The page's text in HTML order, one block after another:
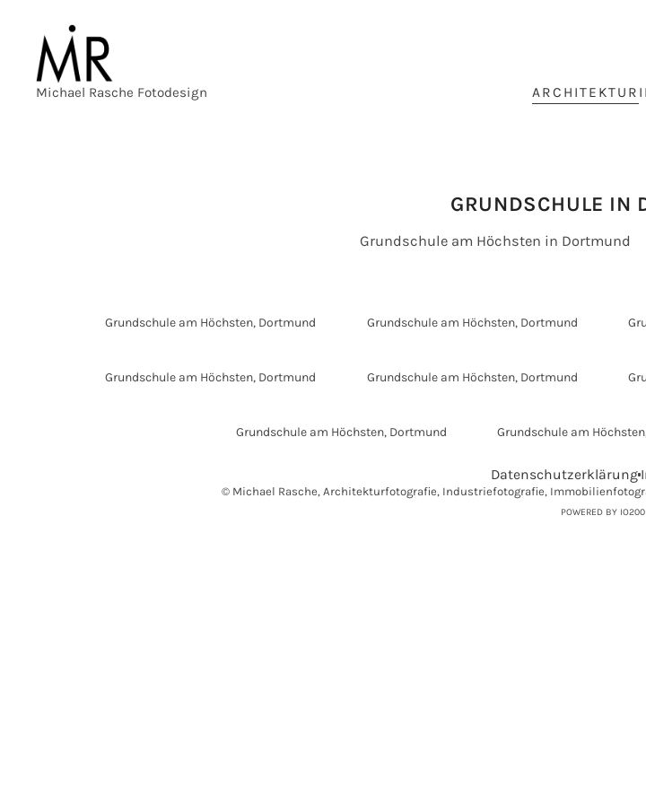
Michael Rasche Fotodesign ARCHITEKTUR
GRUNDSCHULE IN
Grundschule am Höchsten in Dortmund
Grundschule am Höchsten, Dortmund Grundschule am Höchsten, Dortmund
Grundschule am Höchsten, Dortmund Grundschule am Höchsten, Dortmund
Grundschule am Höchsten, Dortmund Grundschule am
Datenschutzerklärung
© Michael Rasche, Architekturfotografie, Industriefotografie,
POWERED BY IO200